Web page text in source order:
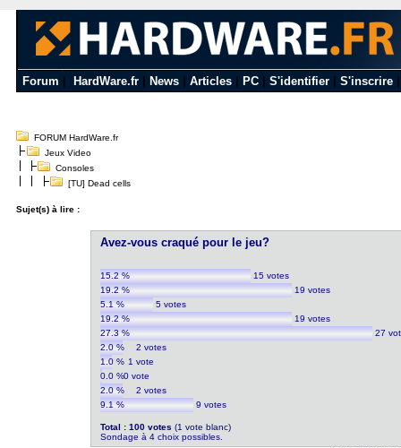
Forum HardWare.fr News Articles PC S'identifier S'inscrire
FORUM HardWare.fr
Jeux Video
Consoles
[TU] Dead cells
Sujet(s) à lire :
Avez-vous craqué pour le jeu?
15.2 %
15 votes
19.2 %
19 votes
5.1 %
5 votes
19.2 %
19 votes
27.3 %
27
2.0 %2 votes
1.0 %1 vote
0.0 %
0 vote
2.0 %2 votes
9.1 %
9 votes
Total : 100 votes (1 vote blanc)
Sondage à 4 choix possibles.